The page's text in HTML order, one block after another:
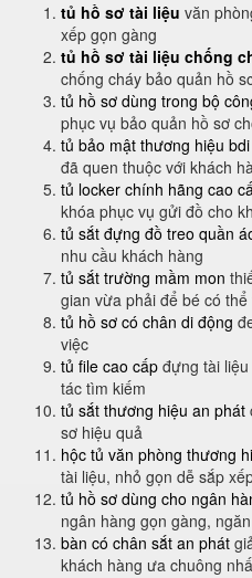
tủ hồ sơ tài liệu văn
xếp gọn gàng
tủ hồ sơ tài liệu chống
chống cháy bảo quản hồ
tủ hồ sơ dùng trong bộ
phục vụ bảo quản hồ sơ
tủ bảo mật thương hiệu bdi
đã quen thuộc với khách
tủ locker chính hãng cao
khóa phục vụ gửi đồ cho
tủ sắt đựng đồ treo quần
nhu cầu khách hàng
tủ sắt trường mầm mon
gian vừa phải để bé có
tủ hồ sơ có chân di động
việc
tủ file cao cấp đựng tài
tác tìm kiếm
tủ sắt thương hiệu an phát
sơ hiệu quả
hộc tủ văn phòng thương
tài liệu, nhỏ gọn dễ sắp
tủ hồ sơ dùng cho ngân
ngân hàng gọn gàng,
bàn có chân sắt an phát
khách hàng ưa chuông